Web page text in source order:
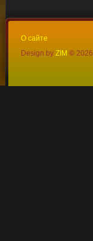
О сайте
Design by ZIM © 2026